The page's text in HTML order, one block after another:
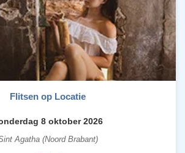
Flitsen op Locatie
8 oktober 2026
Agatha (Noord Brabant)